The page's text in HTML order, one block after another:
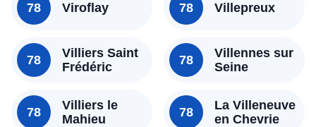
78 Viroflay
78
Villiers Saint
Frédéric
78
Villiers le
Mahieu
78 Villepreux
78
Villennes sur
Seine
78
La Villeneuve
en Chevrie